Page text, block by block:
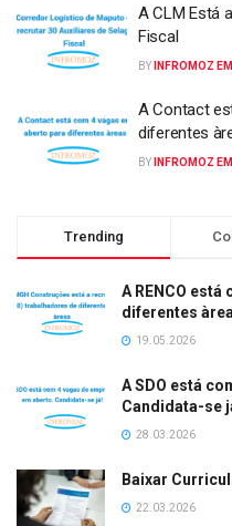
A CLM Está
Fiscal
BY INFROMOZ
A Contact
diferentes
BY INFROMOZ
Trending
A RENCO
diferentes
19.05.2026
A SDO está
Candidata-se
28.03.2026
Baixar
22.03.2026